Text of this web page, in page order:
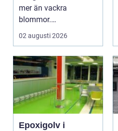
mer än vackra
blommor.
trädgårdsdesign
förenar funktion, form
och ...
02 augusti 2026
Epoxigolv i